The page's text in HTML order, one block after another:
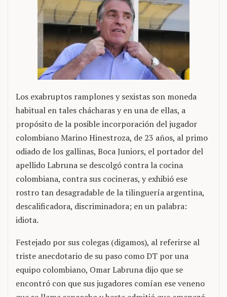
Los exabruptos ramplones y sexistas son moneda
habitual en tales chácharas y en una de ellas, a
propósito de la posible incorporación del jugador
colombiano Marino Hinestroza, de 23 años, al primo
odiado de los gallinas, Boca Juniors, el portador del
apellido Labruna se descolgó contra la cocina
colombiana, contra sus cocineras, y exhibió ese
rostro tan desagradable de la tilinguería argentina,
descalificadora, discriminadora; en un palabra:
idiota.
Festejado por sus colegas (digamos), al referirse al
triste anecdotario de su paso como DT por una
equipo colombiano, Omar Labruna dijo que se
encontró con que sus jugadores comían ese veneno